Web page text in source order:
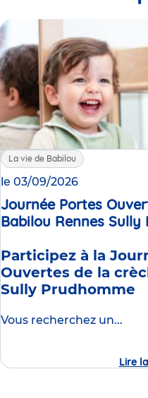
La vie de Babilou
le 03/09/2026
Journée Portes
Babilou Rennes Sully
Participez à la
Ouvertes de la
Sully Prudhomme
Vous recherchez un...
Lire